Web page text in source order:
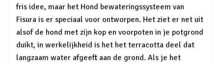
fris idee, maar het Hond bewateringssysteem van
Fisura is er speciaal voor ontworpen. Het ziet er net uit
alsof de hond met zijn kop en voorpoten in je potgrond
duikt, in werkelijkheid is het het terracotta deel dat
langzaam water afgeeft aan de grond. Als je het